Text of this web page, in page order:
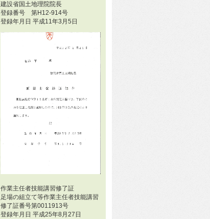
建設省国土地理院院長
登録番号 第H12-914号
登録年月日 平成11年3月5日
作業主任者技能講習修了証
足場の組立て等作業主任者技能講習
修了証番号第0011913号
登録年月日 平成25年8月27日